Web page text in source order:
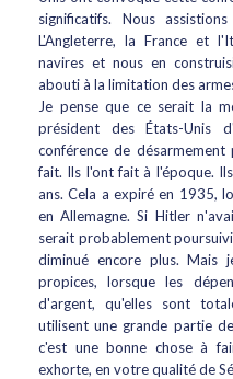
significatifs. Nous
L'Angleterre, la France et
navires et nous en
abouti à la limitation des
Je pense que ce serait la
président des États-Unis
conférence de
fait. Ils l'ont fait à l'époque.
ans. Cela a expiré en 1935,
en Allemagne. Si Hitler
serait probablement
diminué encore plus. Mais
propices, lorsque les
d'argent, qu'elles sont
utilisent une grande partie
c'est une bonne chose à
exhorte, en votre qualité de